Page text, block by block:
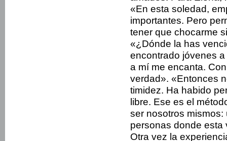
«En esta soledad,
importantes. Pero
tener que chocarme
«¿Dónde la has
encontrado jóvenes
a mí me encanta.
verdad». «Entonces
timidez. Ha habido
libre. Ese es el
ser nosotros
personas donde esta
Otra vez la